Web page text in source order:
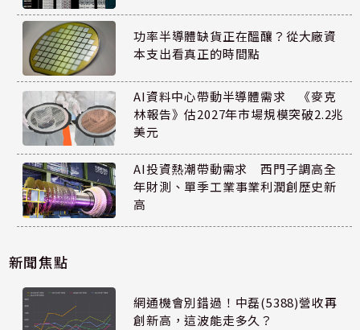
功率半導體缺貨正在醞釀？從大廠資
本支出看真正的時間點
AI資料中心帶動半導體需求 《麥克
林報告》估2027年市場規模突破2.2兆
美元
AI投資熱潮帶動需求 西門子調高全
年財測、單季工業事業利潤創歷史新
高
新聞焦點
網通機會別錯過！中磊(5388)營收再
創新高，這波能走多久？